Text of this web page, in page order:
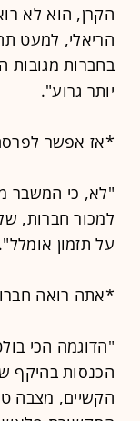
הקרן, הוא לא
הריאלי, למעט
בחברות מגובות
יותר גרוע".
*אז אפשר
"לא, כי המשבר
למכור חברות,
על תזמון אומלל".
*אתה רואה
הקשיים, מצבה